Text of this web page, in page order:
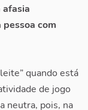
afasia
com
quando está
de jogo
neutra, pois, na